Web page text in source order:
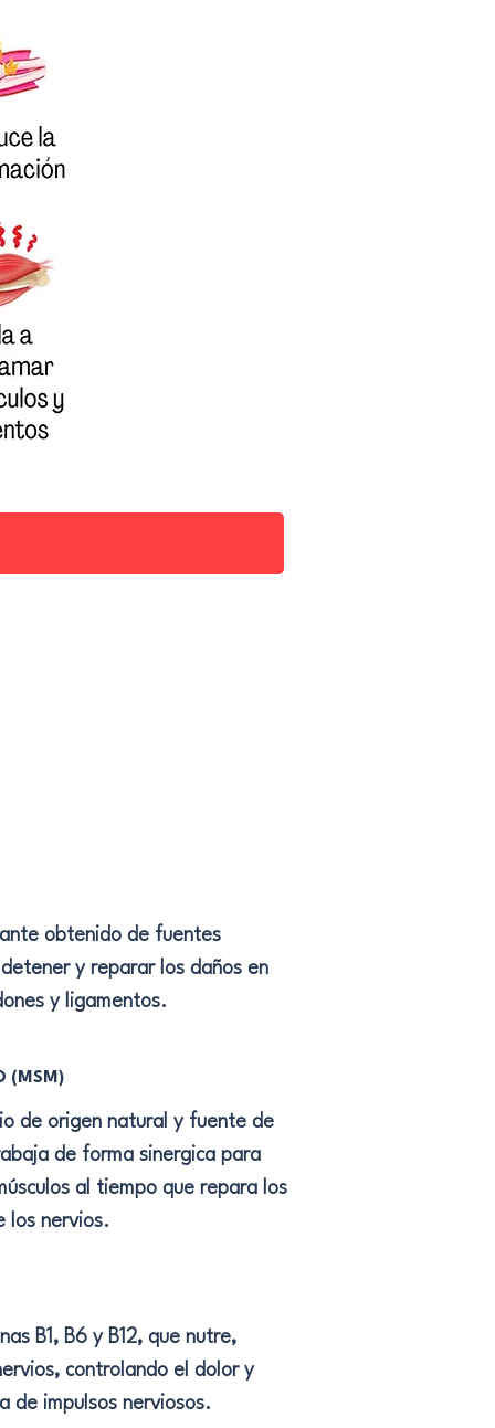
obtenido de fuentes
y reparar los daños en
y ligamentos.
(MSM)
de origen natural y fuente de
de forma sinergica para
al tiempo que repara los
los nervios.
B1, B6 y B12, que nutre,
controlando el dolor y
de impulsos nerviosos.